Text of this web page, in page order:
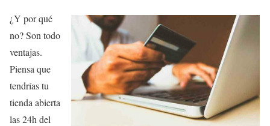
¿Y por qué
no? Son todo
ventajas.
Piensa que
tendrías tu
tienda abierta
las 24h del